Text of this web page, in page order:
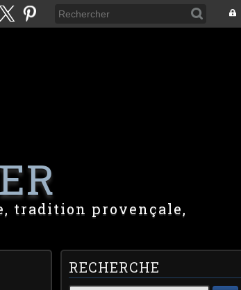
tradition provençale,
RECHERCHE